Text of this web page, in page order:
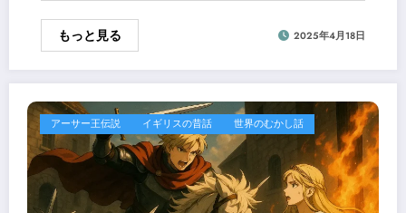
もっと見る 2025年4月18日
アーサー王伝説 イギリスの昔話 世界のむかし話